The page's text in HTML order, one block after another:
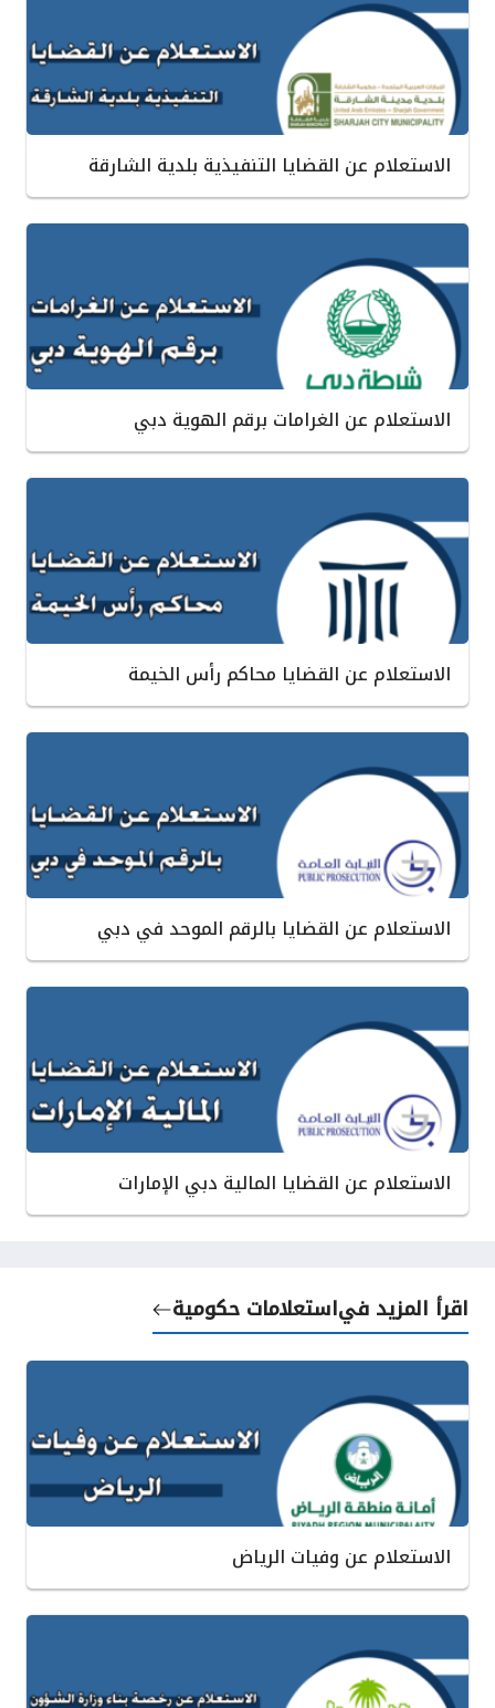
الاستعلام عن القضايا التنفيذية بلدية الشارقة
الاستعلام عن الغرامات برقم الهوية دبي
الاستعلام عن القضايا محاكم رأس الخيمة
الاستعلام عن القضايا بالرقم الموحد في دبي
الاستعلام عن القضايا المالية دبي الإمارات
اقرأ المزيد فياستعلامات حكومية
الاستعلام عن وفيات الرياض